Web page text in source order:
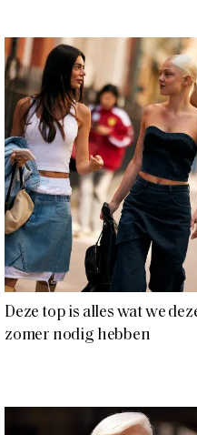
Deze top is alles wat we
zomer nodig hebben